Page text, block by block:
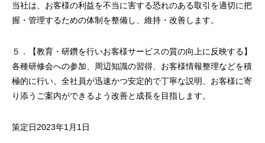
当社は、お客様の利益を不当に害する恐れのある取引を適切に把
握・管理するための体制を整備し、維持・改善します。
５．【教育・研鑽を行いお客様サービスの質の向上に反映する】
各種研修会への参加、周辺知識の習得、お客様情報整理などを積
極的に行い、全社員が迅速かつ安定的で丁寧な説明、お客様に寄
り添うご案内ができるよう改善と成長を目指します。
策定日2023年1月1日